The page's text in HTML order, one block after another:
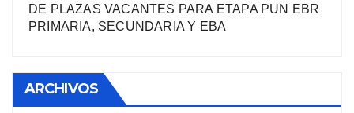
DE PLAZAS VACANTES PARA ETAPA PUN EBR
PRIMARIA, SECUNDARIA Y EBA
ARCHIVOS